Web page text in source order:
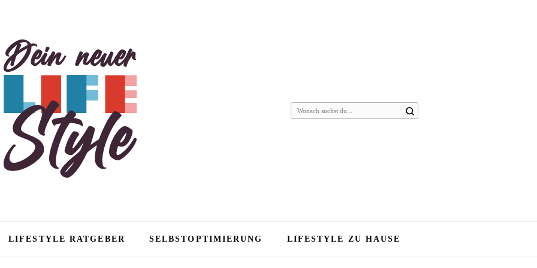
Suchst
LIFESTYLE RATGEBER SELBSTOPTIMIERUNG LIFESTYLE ZU HAUSE